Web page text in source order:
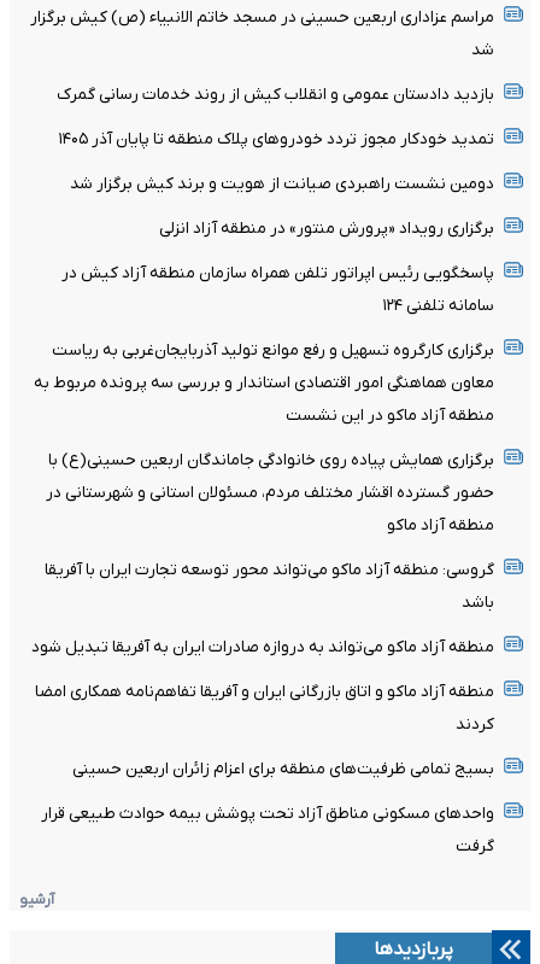
مراسم عزاداری اربعین حسینی در مسجد خاتم ‌الانبیاء (ص) کیش برگزار
شد
بازدید دادستان عمومی و انقلاب کیش از روند خدمات رسانی گمرک
تمدید خودکار مجوز تردد خودروهای پلاک منطقه تا پایان آذر ۱۴۰۵
دومین نشست راهبردی صیانت از هویت و برند کیش برگزار شد
برگزاری رویداد «پرورش منتور» در منطقه آزاد انزلی
پاسخگویی رئیس اپراتور تلفن همراه سازمان منطقه آزاد کیش در
سامانه تلفنی ۱۲۴
برگزاری کارگروه تسهیل و رفع موانع تولید آذربایجان‌غربی به ریاست
معاون هماهنگی امور اقتصادی استاندار و بررسی سه پرونده مربوط به
منطقه آزاد ماکو در این نشست
برگزاری همایش پیاده روی خانوادگی جاماندگان اربعین حسینی(ع) با
حضور گسترده اقشار مختلف مردم، مسئولان استانی و شهرستانی در
منطقه آزاد ماکو
گروسی: منطقه آزاد ماکو می‌تواند محور توسعه تجارت ایران با آفریقا
باشد
منطقه آزاد ماکو می‌تواند به دروازه صادرات ایران به آفریقا تبدیل شود
منطقه آزاد ماکو و اتاق بازرگانی ایران و آفریقا تفاهم‌نامه همکاری امضا
کردند
بسیج تمامی ظرفیت‌های منطقه برای اعزام زائران اربعین حسینی
واحدهای مسکونی مناطق آزاد تحت پوشش بیمه حوادث طبیعی قرار
گرفت
آرشیو
پربازدیدها